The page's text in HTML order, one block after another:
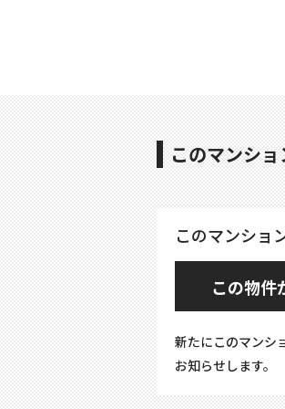
このマンシ
このマンショ
この物件
新たにこのマンシ
お知らせします。